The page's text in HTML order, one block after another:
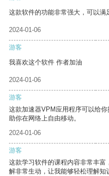
这款软件的功能非常强大，可以满
2024-01-06
游客
我喜欢这个软件 作者加油
2024-01-06
游客
这款加速器VPM应用程序可以给
助你在网络上自由移动。
2024-01-06
游客
这款学习软件的课程内容非常丰
解非常生动，让我能够轻松理解知